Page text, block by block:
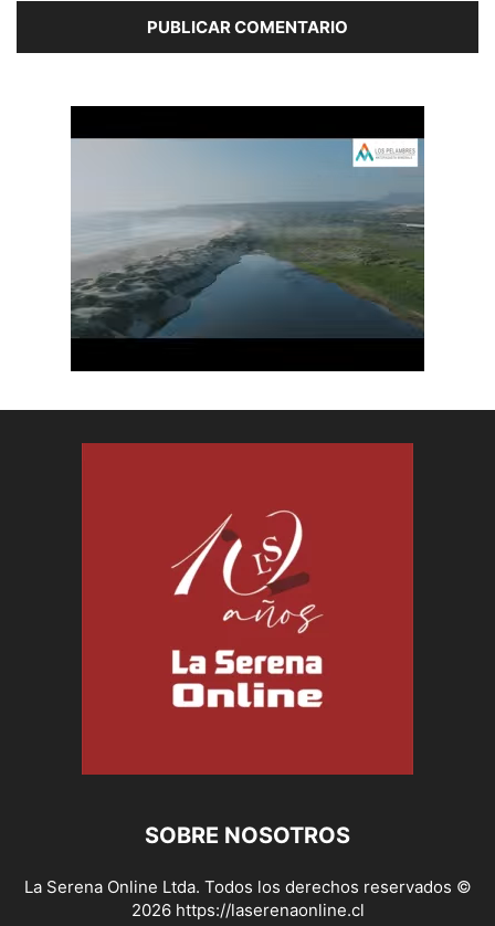
SOBRE NOSOTROS
La Serena Online Ltda. Todos los derechos reservados ©
2026 https://laserenaonline.cl